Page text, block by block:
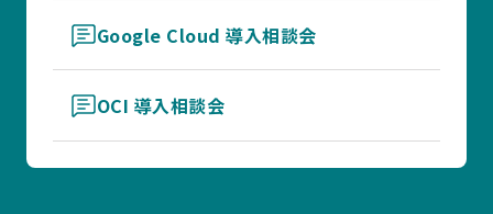
Google Cloud 導入相談会
OCI 導入相談会